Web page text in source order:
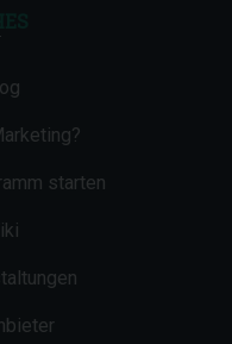
starten